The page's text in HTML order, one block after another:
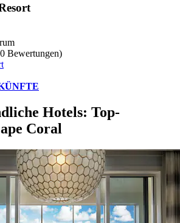
Bewertungen)
Hotels: Top-
Coral